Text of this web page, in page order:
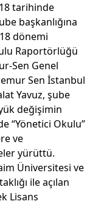
tarihinde
başkanlığına
dönemi
Raportörlüğü
Sen Genel
Sen İstanbul
Yavuz, şube
değişimin
“Yönetici Okulu”
ve
yürüttü.
Üniversitesi ve
ile açılan
Lisans